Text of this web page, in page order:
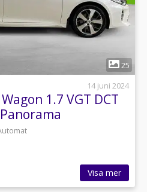
25
14 juni 2024
1.7 VGT DCT
Visa mer